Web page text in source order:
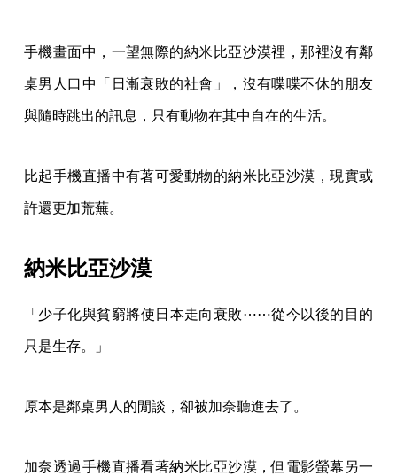
手機畫面中，一望無際的納米比亞沙漠裡，那裡沒有鄰
桌男人口中「日漸衰敗的社會」，沒有喋喋不休的朋友
與隨時跳出的訊息，只有動物在其中自在的生活。
比起手機直播中有著可愛動物的納米比亞沙漠，現實或
許還更加荒蕪。
納米比亞沙漠
「少子化與貧窮將使日本走向衰敗⋯⋯從今以後的目的
只是生存。」
原本是鄰桌男人的閒談，卻被加奈聽進去了。
加奈透過手機直播看著納米比亞沙漠，但電影螢幕另一